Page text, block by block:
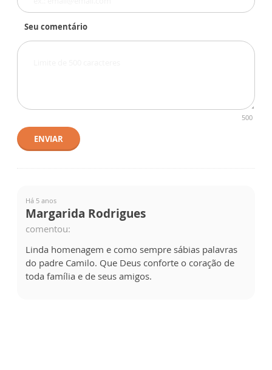
Seu comentário
500
ENVIAR
Há 5 anos
Margarida Rodrigues
comentou:
Linda homenagem e como sempre sábias palavras
do padre Camilo. Que Deus conforte o coração de
toda família e de seus amigos.